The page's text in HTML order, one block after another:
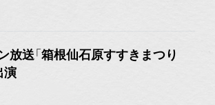
放送「箱根仙石原すすきまつり
演